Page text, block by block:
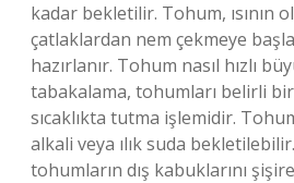
kadar bekletilir. Tohum, ısının
çatlaklardan nem çekmeye
hazırlanır. Tohum nasıl hızlı
tabakalama, tohumları belirli
sıcaklıkta tutma işlemidir.
alkali veya ılık suda
tohumların dış kabuklarını